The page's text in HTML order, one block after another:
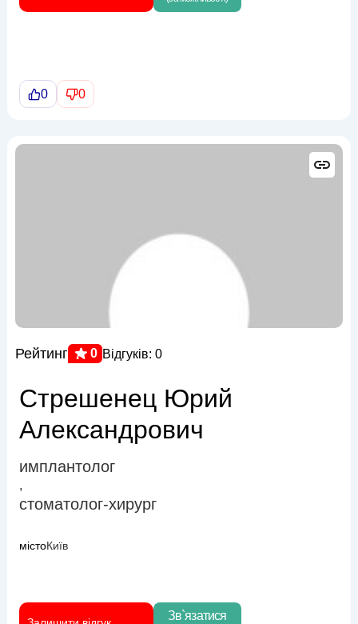
0 0
Рейтинг 0 Відгуків: 0
Стрешенец Юрий
Александрович
имплантолог
,
стоматолог-хирург
містоКиїв
Зв`язатися